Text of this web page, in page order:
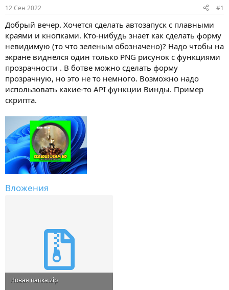
м
ы
а
л
12 Сен 2022 #1
Добрый вечер. Хочется сделать автозапуск с плавными
краями и кнопками. Кто-нибудь знает как сделать форму
невидимую (то что зеленым обозначено)? Надо чтобы на
экране виднелся один только PNG рисунок с функциями
прозрачности . В ботве можно сделать форму
прозрачную, но это не то немного. Возможно надо
использовать какие-то API функции Винды. Пример
скрипта.
Вложения
Новая папка.zip